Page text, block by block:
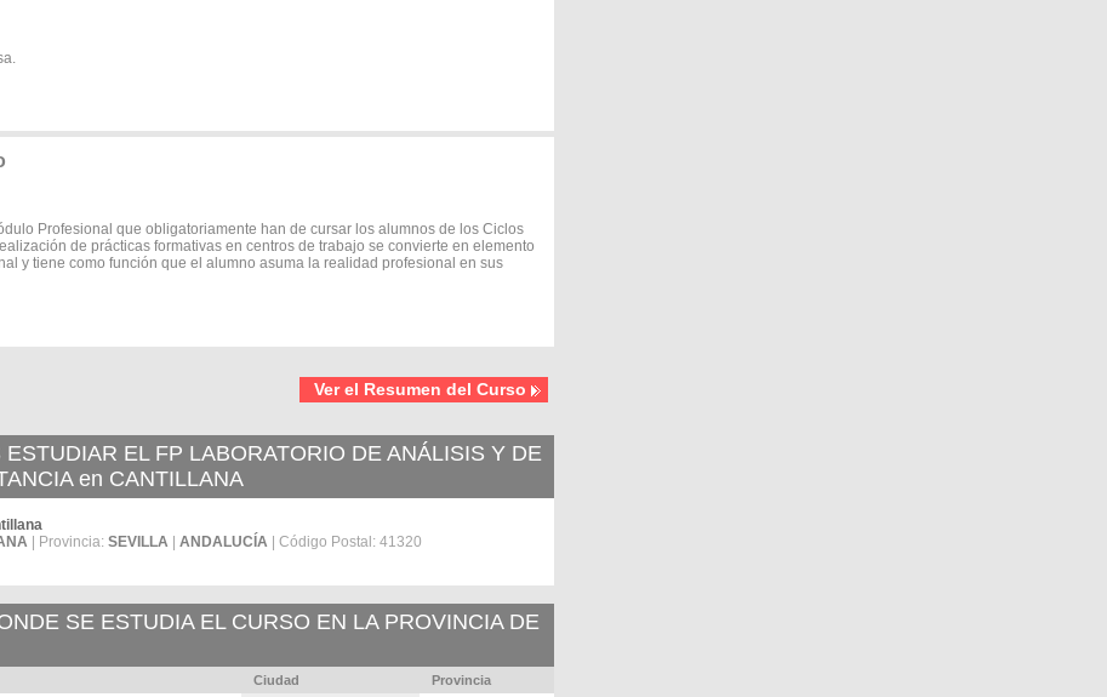
Profesional que obligatoriamente han de cursar los alumnos de los Ciclos
de prácticas formativas en centros de trabajo se convierte en elemento
y tiene como función que el alumno asuma la realidad profesional en sus
Ver el Resumen del Curso
EL FP LABORATORIO DE ANÁLISIS Y DE
en CANTILLANA
| Provincia: SEVILLA ANDALUCÍA | Código Postal: 41320
SE ESTUDIA EL CURSO EN LA PROVINCIA DE
Ciudad
Provincia